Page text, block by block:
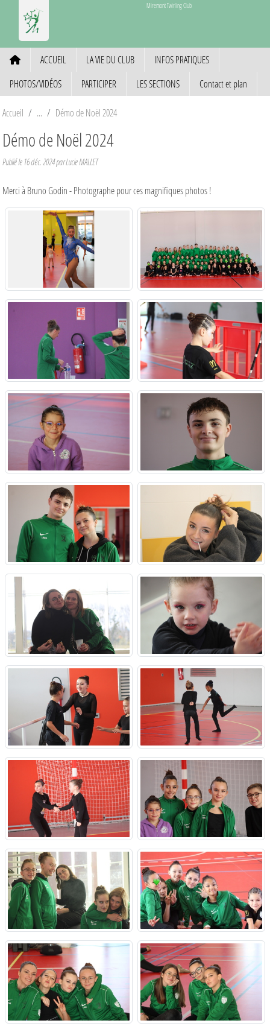
Miremont Twirling Club
ACCUEIL LA VIE DU CLUB
INFOS PRATIQUES
PHOTOS/VIDÉOS
PARTICIPER LES SECTIONS Contact et plan
Accueil Démo de Noël 2024
Démo de Noël 2024
Publié le 16 déc. 2024par Lucie MALLET
Merci à Bruno Godin - Photographe pour ces magnifiques photos !
Panneau de gestion des cookies